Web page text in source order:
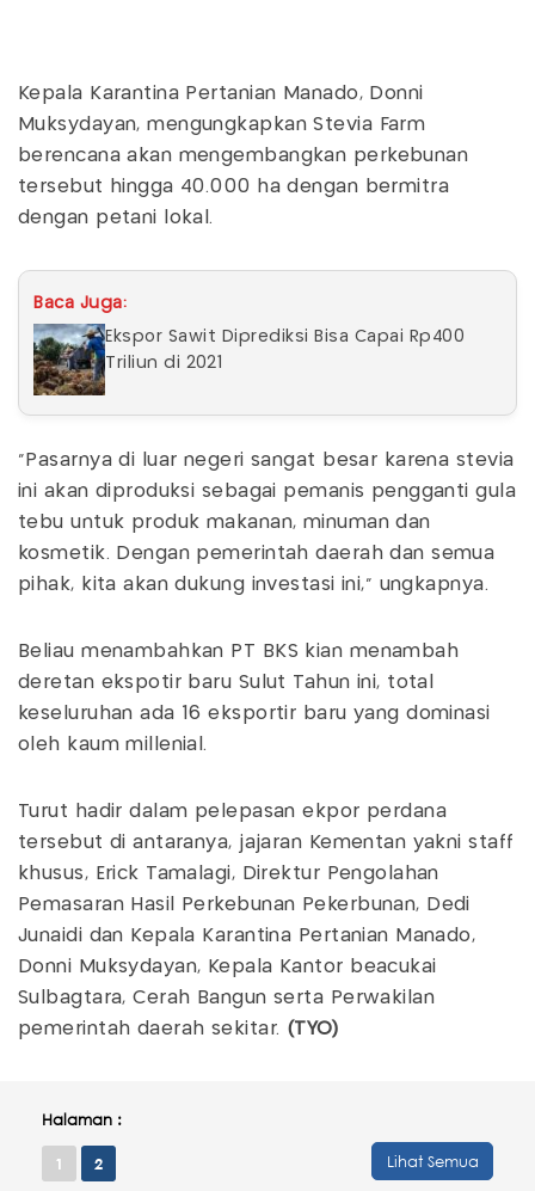
Kepala Karantina Pertanian Manado, Donni
Muksydayan, mengungkapkan Stevia Farm
berencana akan mengembangkan perkebunan
tersebut hingga 40.000 ha dengan bermitra
dengan petani lokal.
Baca Juga:
Ekspor Sawit Diprediksi Bisa Capai Rp400
Triliun di 2021
"Pasarnya di luar negeri sangat besar karena stevia
ini akan diproduksi sebagai pemanis pengganti gula
tebu untuk produk makanan, minuman dan
kosmetik. Dengan pemerintah daerah dan semua
pihak, kita akan dukung investasi ini,” ungkapnya.
Beliau menambahkan PT BKS kian menambah
deretan ekspotir baru Sulut Tahun ini, total
keseluruhan ada 16 eksportir baru yang dominasi
oleh kaum millenial.
Turut hadir dalam pelepasan ekpor perdana
tersebut di antaranya, jajaran Kementan yakni staff
khusus, Erick Tamalagi, Direktur Pengolahan
Pemasaran Hasil Perkebunan Pekerbunan, Dedi
Junaidi dan Kepala Karantina Pertanian Manado,
Donni Muksydayan, Kepala Kantor beacukai
Sulbagtara, Cerah Bangun serta Perwakilan
pemerintah daerah sekitar. (TYO)
Halaman :
1 2 Lihat Semua